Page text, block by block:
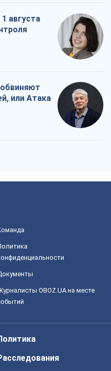
августа
или Атака
OBOZ.UA на месте